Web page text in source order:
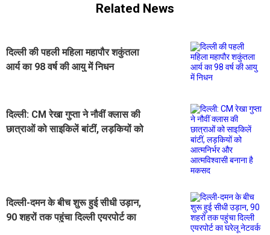
Related News
दिल्ली की पहली महिला महापौर शकुंतला
आर्य का 98 वर्ष की आयु में निधन
दिल्ली: CM रेखा गुप्ता ने नौवीं क्लास की
छात्राओं को साइकिलें बांटीं, लड़कियों को
दिल्ली-दमन के बीच शुरू हुई सीधी उड़ान,
90 शहरों तक पहुंचा दिल्ली एयरपोर्ट का